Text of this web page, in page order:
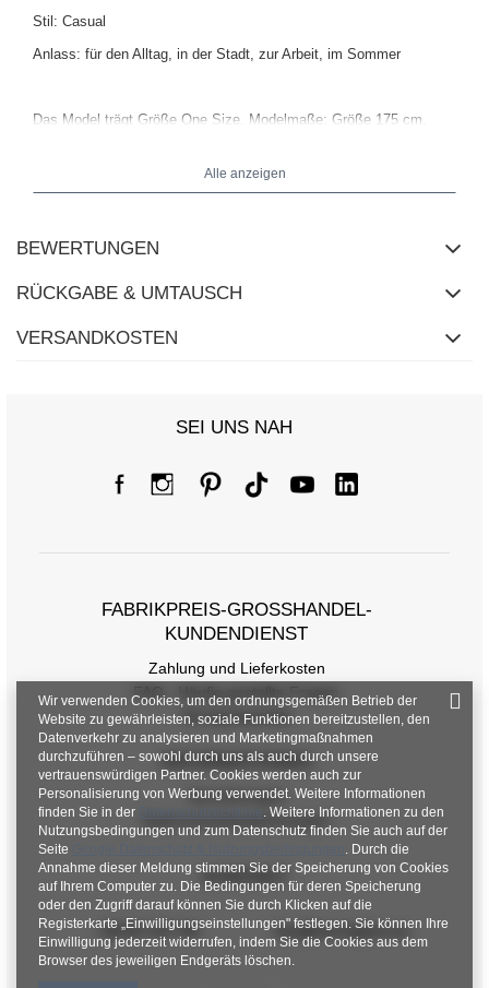
Stil: Casual
Anlass: für den Alltag, in der Stadt, zur Arbeit, im Sommer
Das Model trägt Größe One Size. Modelmaße: Größe 175 cm,
Alle anzeigen
BEWERTUNGEN
RÜCKGABE & UMTAUSCH
VERSANDKOSTEN
SEI UNS NAH
FABRIKPREIS-GROSSHANDEL-K
UNDENDIENST
Zahlung und Lieferkosten
FAQ - Häufig gestellte Fragen
Rückgabepolitik
INFORMATIONEN
Verordnungen
Datenschutzbestimmungen
KONTAKT
+48 601 547 740 hurt@factoryprice.eu
Wir verwenden Cookies, um den ordnungsgemäßen Betrieb der
Website zu gewährleisten, soziale Funktionen bereitzustellen, den
Datenverkehr zu analysieren und Marketingmaßnahmen
durchzuführen – sowohl durch uns als auch durch unsere
vertrauenswürdigen Partner. Cookies werden auch zur
Personalisierung von Werbung verwendet. Weitere Informationen
finden Sie in der
Datenschutzrichtlinie. Weitere Informationen zu den
Nutzungsbedingungen und zum Datenschutz finden Sie auch auf der
Seite
. Durch die
Annahme dieser Meldung stimmen Sie der Speicherung von Cookies
auf Ihrem Computer zu. Die Bedingungen für deren Speicherung
oder den Zugriff darauf können Sie durch Klicken auf die
Registerkarte „Einwilligungseinstellungen" festlegen. Sie können Ihre
Einwilligung jederzeit widerrufen, indem Sie die Cookies aus dem
Browser des jeweiligen Endgeräts löschen.